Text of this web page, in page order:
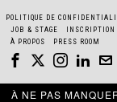
POLITIQUE DE
JOB & STAGE
À PROPOS
PRESS ROOM
À NE PAS